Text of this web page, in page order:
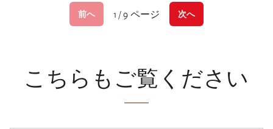
前へ 1 / 9 ページ 次へ
こちらもご覧ください